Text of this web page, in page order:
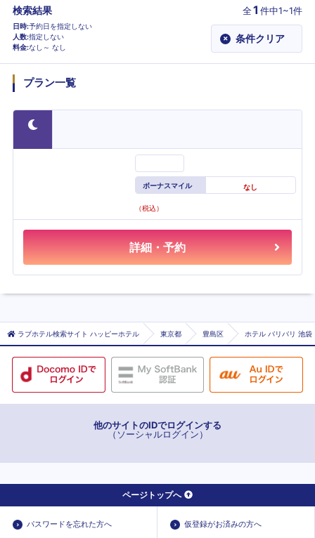
検索結果 全1 件中1~1件
日時 予約日を指定しない
人数 指定しない
料金 なし～ なし
× 条件クリア
プラン一覧
ボーナスマイル なし
（税込）
詳細・予約
ラブホテル検索サイト ハッピーホテル 東京都 豊島区 ホテル バリバリ 池
他のサイトのIDでログインする
（ソーシャルログイン）
ページトップへ
パスワードを忘れた方へ 仮登録がお済みの方へ